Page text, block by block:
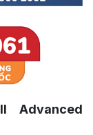
Advanced